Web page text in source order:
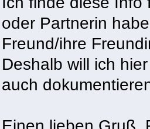
oder Partnerin
Freund/ihre
Deshalb will ich
auch